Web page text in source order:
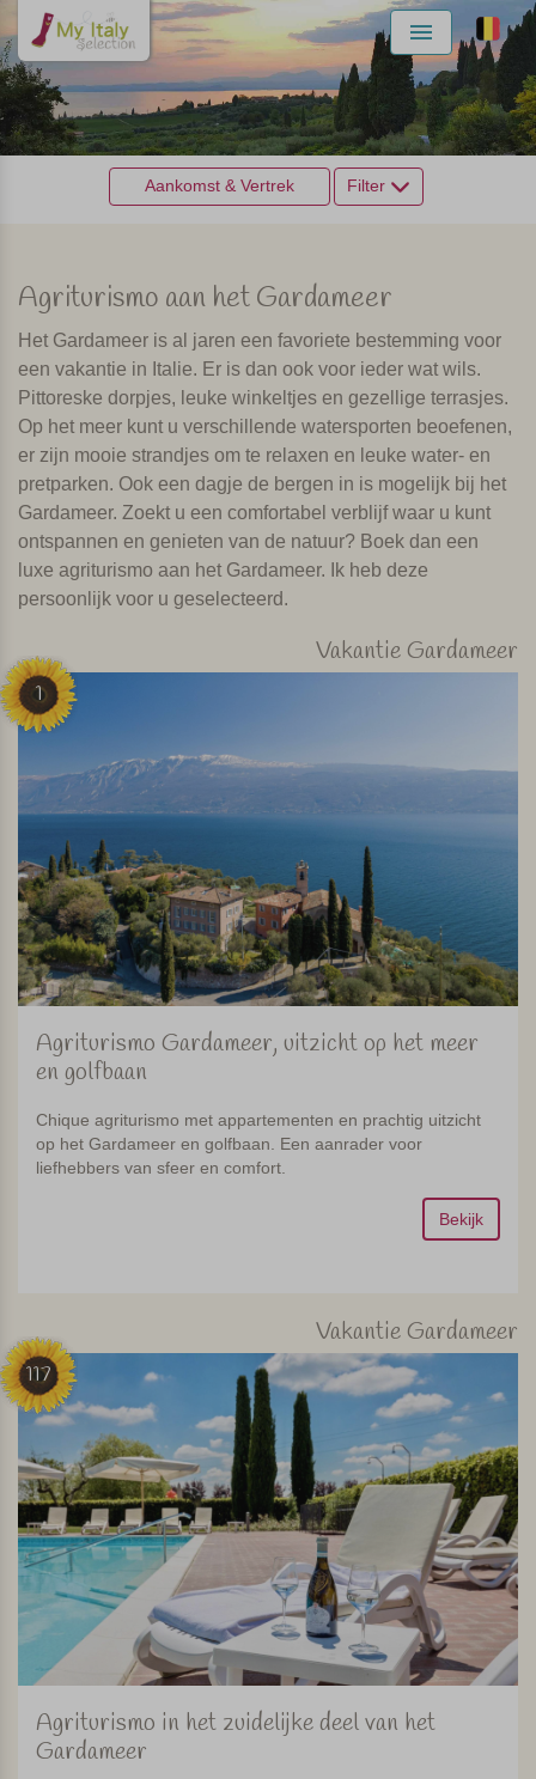
Menu
Aankomst & Vertrek Filter
Agriturismo aan het Gardameer
Het Gardameer is al jaren een favoriete bestemming voor
een vakantie in Italie. Er is dan ook voor ieder wat wils.
Pittoreske dorpjes, leuke winkeltjes en gezellige terrasjes.
Op het meer kunt u verschillende watersporten beoefenen,
er zijn mooie strandjes om te relaxen en leuke water- en
pretparken. Ook een dagje de bergen in is mogelijk bij het
Gardameer. Zoekt u een comfortabel verblijf waar u kunt
ontspannen en genieten van de natuur? Boek dan een
luxe agriturismo aan het Gardameer. Ik heb deze
persoonlijk voor u geselecteerd.
Vakantie Gardameer
1
Agriturismo Gardameer, uitzicht op het meer
en golfbaan
Chique agriturismo met appartementen en prachtig uitzicht
op het Gardameer en golfbaan. Een aanrader voor
liefhebbers van sfeer en comfort.
Bekijk
Vakantie Gardameer
117
Agriturismo in het zuidelijke deel van het
Gardameer